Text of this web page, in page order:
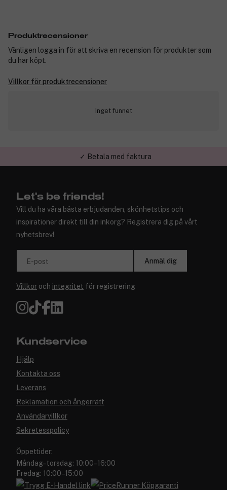
Produktrecensioner
Vänligen logga in för att skriva en recension för produkter som
du har köpt.
Villkor för produktrecensioner
Inget funnet
✓ Betala med faktura
Let's be friends!
Vill du ha våra bästa erbjudanden, skönhetstips och
inspirationer direkt till din inkorg? Registrera dig på vårt
nyhetsbrev!
E-post Anmäl dig
Villkor och integritet för registrering
Kundservice
Hjälp
Kontakta oss
Leverans
Reklamation och ångerrätt
Användarvillkor
Sekretesspolicy
Öppettider:
Måndag–torsdag: 10:00–16:00
Fredag: 10:00–15:00